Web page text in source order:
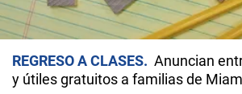
REGRESO A CLASES
Anuncian
y útiles gratuitos a familias de